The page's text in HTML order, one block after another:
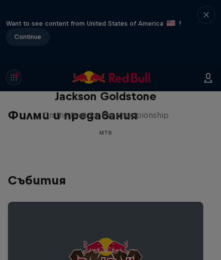
Want to see content from United States of America
?
Continue
Филми и предавания
The Search for Milliseconds:
Jackson Goldstone
On the hunt for the championship
MTB
Събития